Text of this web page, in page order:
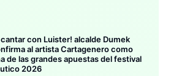
cantar con Luister! alcalde Dumek
al artista Cartagenero como
de las grandes apuestas del festival
2026